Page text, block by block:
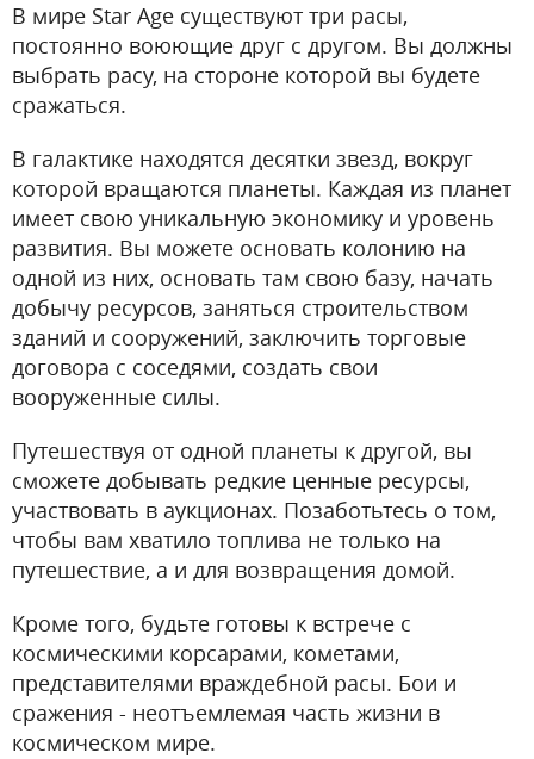
В мире Star Age существуют три расы,
постоянно воюющие друг с другом. Вы должны
выбрать расу, на стороне которой вы будете
сражаться.
В галактике находятся десятки звезд, вокруг
которой вращаются планеты. Каждая из планет
имеет свою уникальную экономику и уровень
развития. Вы можете основать колонию на
одной из них, основать там свою базу, начать
добычу ресурсов, заняться строительством
зданий и сооружений, заключить торговые
договора с соседями, создать свои
вооруженные силы.
Путешествуя от одной планеты к другой, вы
сможете добывать редкие ценные ресурсы,
участвовать в аукционах. Позаботьтесь о том,
чтобы вам хватило топлива не только на
путешествие, а и для возвращения домой.
Кроме того, будьте готовы к встрече с
космическими корсарами, кометами,
представителями враждебной расы. Бои и
сражения - неотъемлемая часть жизни в
космическом мире.